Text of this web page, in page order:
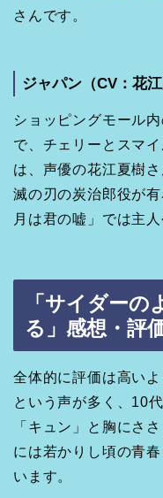
さんです。
ジャパン（CV：花江
ショッピングモール
で、チェリーとスマ
は、声優の花江夏樹
滅の刃の炭治郎役が
月は君の嘘」では主
「サイダー
る」感想・評
全体的に評価は高い
という声が多く、10
「キュン」と胸にさ
には若かりし頃の青
います。